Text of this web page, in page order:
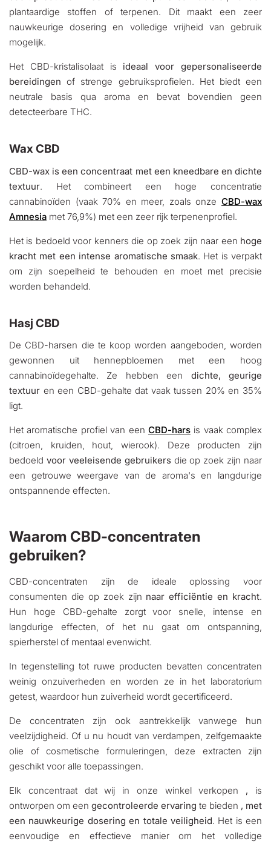
plantaardige stoffen of terpenen. Dit maakt een zeer
nauwkeurige dosering en volledige vrijheid van gebruik
mogelijk.
Het CBD-kristalisolaat is ideaal voor gepersonaliseerde
bereidingen of strenge gebruiksprofielen. Het biedt een
neutrale basis qua aroma en bevat bovendien geen
detecteerbare THC.
Wax CBD
CBD-wax is een concentraat met een kneedbare en dichte
textuur. Het combineert een hoge concentratie
cannabinoïden (vaak 70% en meer, zoals onze CBD-wax
Amnesia met 76,9%) met een zeer rijk terpenenprofiel.
Het is bedoeld voor kenners die op zoek zijn naar een hoge
kracht met een intense aromatische smaak. Het is verpakt
om zijn soepelheid te behouden en moet met precisie
worden behandeld.
Hasj CBD
De CBD-harsen die te koop worden aangeboden, worden
gewonnen uit hennepbloemen met een hoog
cannabinoïdegehalte. Ze hebben een dichte, geurige
textuur en een CBD-gehalte dat vaak tussen 20% en 35%
ligt.
Het aromatische profiel van een CBD-harsis vaak complex
(citroen, kruiden, hout, wierook). Deze producten zijn
bedoeld voor veeleisende gebruikers die op zoek zijn naar
een getrouwe weergave van de aroma's en langdurige
ontspannende effecten.
Waarom CBD-concentraten
gebruiken?
CBD-concentraten zijn de ideale oplossing voor
consumenten die op zoek zijn naar efficiëntie en kracht.
Hun hoge CBD-gehalte zorgt voor snelle, intense en
langdurige effecten, of het nu gaat om ontspanning,
spierherstel of mentaal evenwicht.
In tegenstelling tot ruwe producten bevatten concentraten
weinig onzuiverheden en worden ze in het laboratorium
getest, waardoor hun zuiverheid wordt gecertificeerd.
De concentraten zijn ook aantrekkelijk vanwege hun
veelzijdigheid. Of u nu houdt van verdampen, zelfgemaakte
olie of cosmetische formuleringen, deze extracten zijn
geschikt voor alle toepassingen.
Elk concentraat dat wij in onze winkel verkopen , is
ontworpen om een gecontroleerde ervaring te bieden , met
een nauwkeurige dosering en totale veiligheid. Het is een
eenvoudige en effectieve manier om het volledige